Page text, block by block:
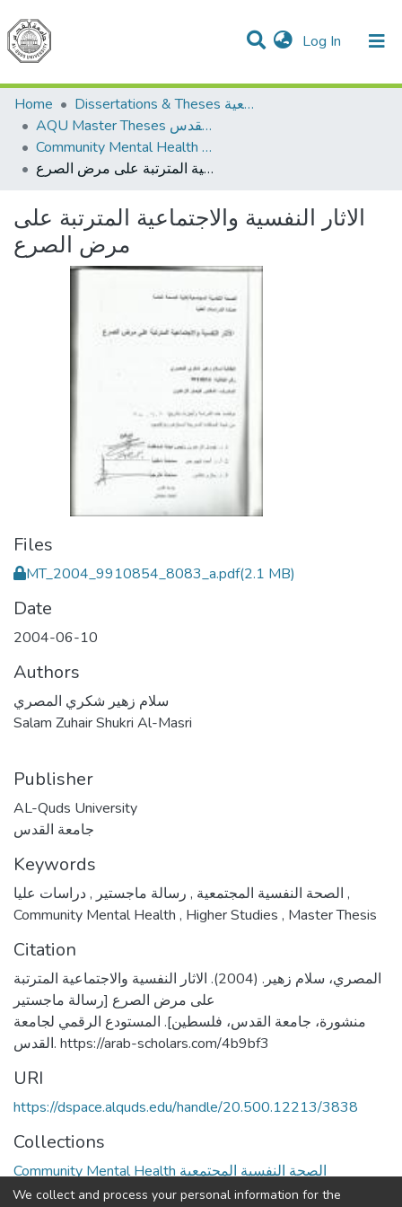
Log In (current)
Communities & Collections
All of DSpace
Home
Dissertations & Theses الرسائل الجامعية
AQU Master Theses الرسائل الجامعية الخاصة بجامعة القدس
Community Mental Health الصحة النفسية المجتمعية
الاثار النفسية والاجتماعية المترتبة على مرض الصرع
الاثار النفسية والاجتماعية المترتبة على
مرض الصرع
Files
MT_2004_9910854_8083_a.pdf(2.1 MB)
Date
2004-06-10
Authors
سلام زهير شكري المصري
Salam Zuhair Shukri Al-Masri
Publisher
AL-Quds University
جامعة القدس
Keywords
الصحة النفسية المجتمعية , رسالة ماجستير ,
,
Community Mental Health , Higher Studies , Master Thesis
Citation
المصري، سلام زهير. (2004). الاثار النفسية والاجتماعية المترتبة
على مرض الصرع [رسالة ماجستير
منشورة، جامعة القدس، فلسطين]. المستودع الرقمي لجامعة
القدس. https://arab-scholars.com/4b9bf3
URI
https://dspace.alquds.edu/handle/20.500.12213/3838
Collections
Community Mental Health الصحة النفسية المجتمعية
We collect and process your personal information for the